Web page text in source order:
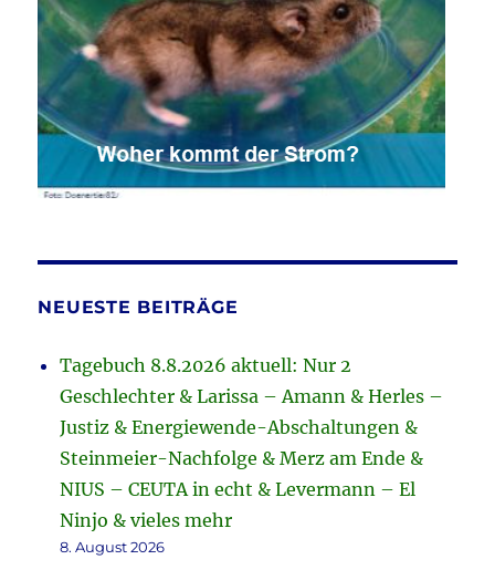
NEUESTE BEITRÄGE
Tagebuch 8.8.2026 aktuell: Nur 2
Geschlechter & Larissa – Amann & Herles –
Justiz & Energiewende-Abschaltungen &
Steinmeier-Nachfolge & Merz am Ende &
NIUS – CEUTA in echt & Levermann – El
Ninjo & vieles mehr
8. August 2026